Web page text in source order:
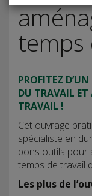
temps
PROFITEZ D’UN
DU TRAVAIL ET
TRAVAIL !
Cet ouvrage
spécialiste en
bons outils pour
temps de travail
Les plus de